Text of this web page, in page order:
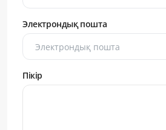
Электрондық пошта
Пікір